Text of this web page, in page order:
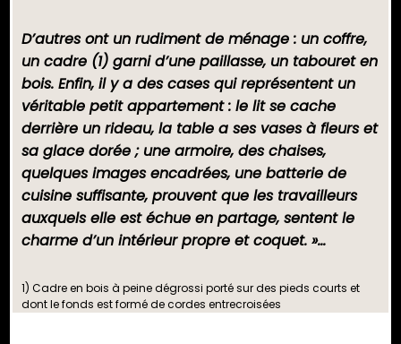
D’autres ont un rudiment de ménage : un coffre,
un cadre (1) garni d’une paillasse, un tabouret en
bois. Enfin, il y a des cases qui représentent un
véritable petit appartement : le lit se cache
derrière un rideau, la table a ses vases à fleurs et
sa glace dorée ; une armoire, des chaises,
quelques images encadrées, une batterie de
cuisine suffisante, prouvent que les travailleurs
auxquels elle est échue en partage, sentent le
charme d’un intérieur propre et coquet. »…
1) Cadre en bois à peine dégrossi porté sur des pieds courts et
dont le fonds est formé de cordes entrecroisées